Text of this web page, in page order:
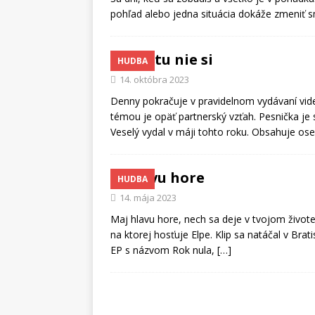
pohľad alebo jedna situácia dokáže zmeniť
HUDBA
Keď tu nie si
14. októbra 2023
Denny pokračuje v pravidelnom vydávaní
témou je opäť partnerský vzťah. Pesnička
Veselý vydal v máji tohto roku. Obsahuje
HUDBA
Hlavu hore
14. mája 2023
Maj hlavu hore, nech sa deje v tvojom
na ktorej hosťuje Elpe. Klip sa natáčal v
EP s názvom Rok nula, […]